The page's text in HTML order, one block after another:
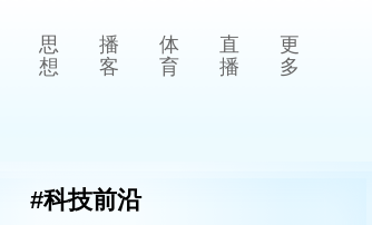
思
想
播
客
体
育
直
播
更
多
#科技前沿